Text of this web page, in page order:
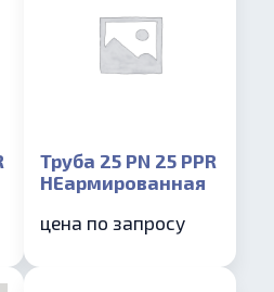
Труба 25 PN 25 PPR
НЕармированная
цена по запросу